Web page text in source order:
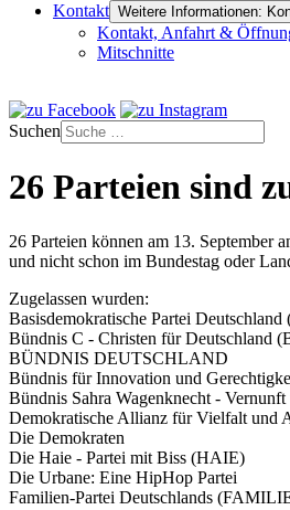
Kontakt Weitere Informationen:
Kontakt, Anfahrt &
Mitschnitte
Suchen
26 Parteien sind
26 Parteien können am 13. September
und nicht schon im Bundestag oder
Zugelassen wurden:
Basisdemokratische Partei Deutschland
Bündnis C - Christen für Deutschland
BÜNDNIS DEUTSCHLAND
Bündnis für Innovation und
Bündnis Sahra Wagenknecht -
Demokratische Allianz für Vielfalt und
Die Demokraten
Die Haie - Partei mit Biss (HAIE)
Die Urbane: Eine HipHop Partei
Familien-Partei Deutschlands